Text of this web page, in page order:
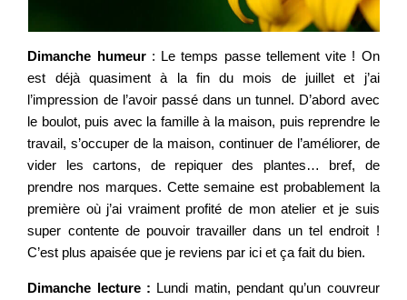
Dimanche humeur: Le temps passe tellement vite ! On
est déjà quasiment à la fin du mois de juillet et j’ai
l’impression de l’avoir passé dans un tunnel. D’abord avec
le boulot, puis avec la famille à la maison, puis reprendre le
travail, s’occuper de la maison, continuer de l’améliorer, de
vider les cartons, de repiquer des plantes… bref, de
prendre nos marques. Cette semaine est probablement la
première où j’ai vraiment profité de mon atelier et je suis
super contente de pouvoir travailler dans un tel endroit !
C’est plus apaisée que je reviens par ici et ça fait du bien.
Dimanche lecture : Lundi matin, pendant qu’un couvreur